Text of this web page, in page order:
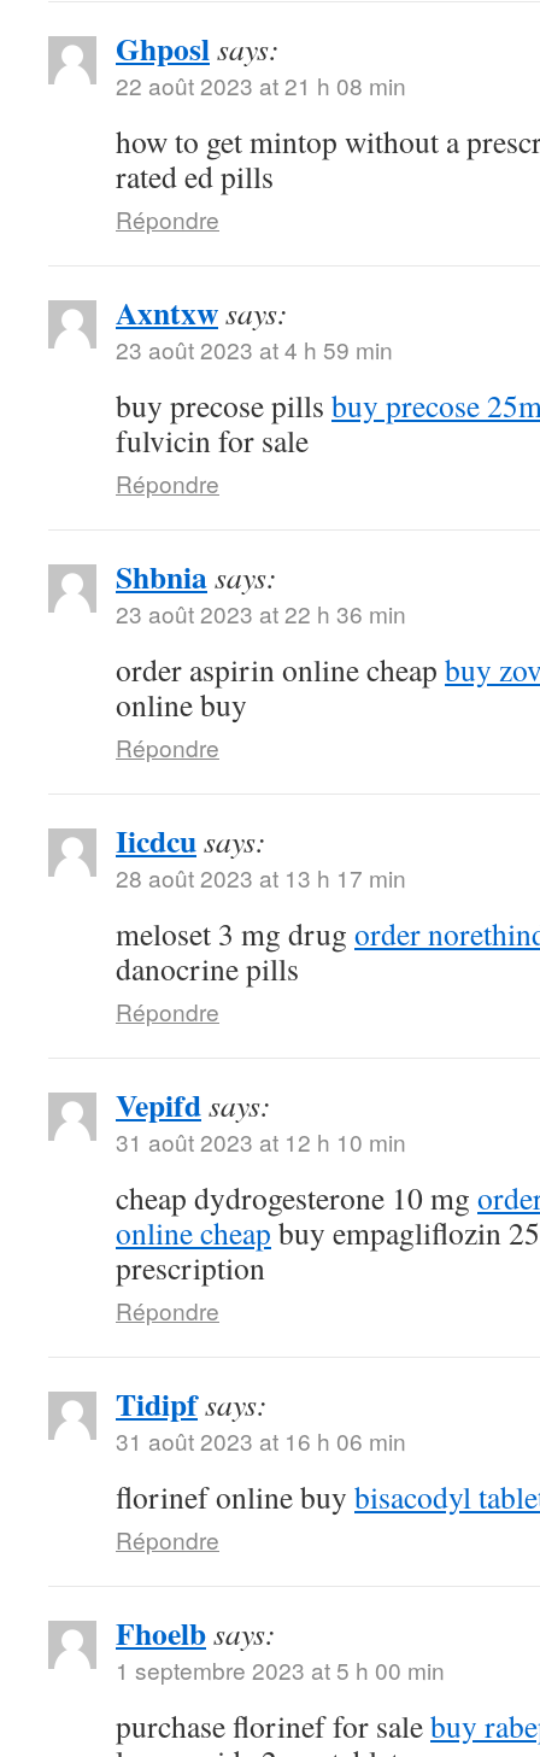
Ghposlsays:
22 août 2023 at 21 h 08 min
how to get mintop without a
rated ed pills
Répondre
Axntxwsays:
23 août 2023 at 4 h 59 min
buy precose pills buy precose
fulvicin for sale
Répondre
Shbniasays:
23 août 2023 at 22 h 36 min
order aspirin online cheap buy
online buy
Répondre
Iicdcusays:
28 août 2023 at 13 h 17 min
meloset 3 mg drug order
danocrine pills
Répondre
Vepifdsays:
31 août 2023 at 12 h 10 min
cheap dydrogesterone 10 mg
online cheap buy empagliflozin
prescription
Répondre
Tidipfsays:
31 août 2023 at 16 h 06 min
florinef online buy bisacodyl
Répondre
Fhoelbsays:
1 septembre 2023 at 5 h 00 min
purchase florinef for salebuy